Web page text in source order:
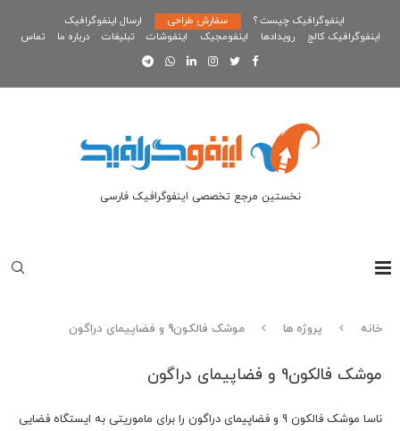
اینفوگرافیک چیست ؟ سفارش طراحی
ارسال اینفوگرافیک
اینفوگرافیک کالج
رویدادها اینفومجیک اینفوشات تبلیغات درباره ما تماس
نخستین مرجع تخصصی اینفوگرافیک فارسی
خانه پروژه ها موشک فالکون9 و فضاپیمای دراگون
موشک فالکون9 و فضاپیمای دراگون
ناسا موشک فالکون 9 و فضاپیمای دراگون را برای ماموریتی به ایستگاه فضایی